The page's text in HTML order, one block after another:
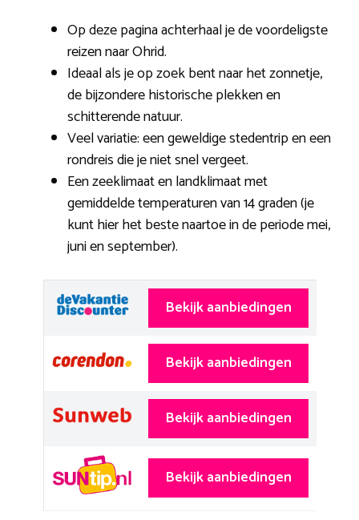
Op deze pagina achterhaal je de voordeligste
reizen naar Ohrid.
Ideaal als je op zoek bent naar het zonnetje,
de bijzondere historische plekken en
schitterende natuur.
Veel variatie: een geweldige stedentrip en een
rondreis die je niet snel vergeet.
Een zeeklimaat en landklimaat met
gemiddelde temperaturen van 14 graden (je
kunt hier het beste naartoe in de periode mei,
juni en september).
Bekijk aanbiedingen
Bekijk aanbiedingen
Bekijk aanbiedingen
Bekijk aanbiedingen